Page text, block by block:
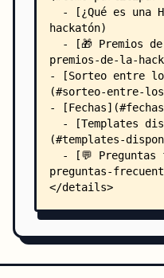
│   │
│   │
│   └── xx-
│       ├──
│       ├──
│       ├──
│       ├──
│       └──
    └── .github/
└──
├──
└──